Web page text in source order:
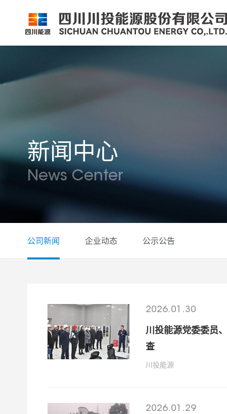
公司简介 组织架构 领导团队 企业荣誉
公司新闻 企业动态 公示公告
公司资料 股票信息 最新公告 公司邮箱
党群工作 纪检监察
新闻中心
News Center
公司新闻 企业动态 公示公告
2026.01.30
川投能源党委委员
查
川投能源
2026.01.29